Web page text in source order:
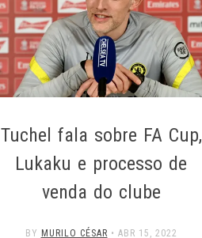
Tuchel fala sobre FA Cup,
Lukaku e processo de
venda do clube
BY MURILO CÉSAR • ABR 15, 2022